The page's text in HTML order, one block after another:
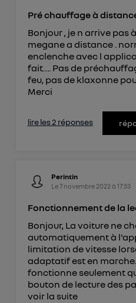
Pré chauffage à
Bonjour , je n arrive pas
megane a distance .
enclenche avec l
fait…. Pas de
feu, pas de klaxonne
Merci
lire les 2 réponses
Perintin
Le7 novembre 2022 à 17:33
Fonctionnement de la
Bonjour, La voiture ne
automatiquement à
limitation de vitesse
adaptatif est en
fonctionne seulement
bouton de lecture des
voir la suite